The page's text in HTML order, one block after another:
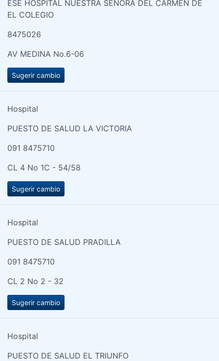
ESE HOSPITAL NUESTRA SEÑORA DEL CARMEN DE
EL COLEGIO
8475026
AV MEDINA No.6-06
Sugerir cambio
Hospital
PUESTO DE SALUD LA VICTORIA
091 8475710
CL 4 No 1C - 54/58
Sugerir cambio
Hospital
PUESTO DE SALUD PRADILLA
091 8475710
CL 2 No 2 - 32
Sugerir cambio
Hospital
PUESTO DE SALUD EL TRIUNFO